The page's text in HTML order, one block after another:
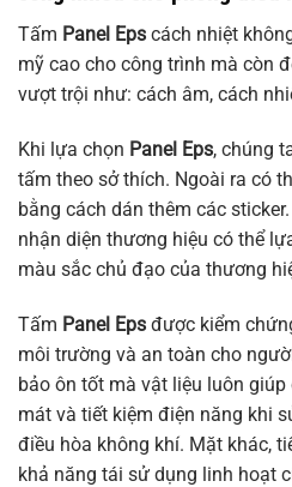
Tấm Panel Eps cách nhiệt
mỹ cao cho công trình mà còn
vượt trội như: cách âm, cách
Khi lựa chọn Panel Eps, chúng
tấm theo sở thích. Ngoài ra có
bằng cách dán thêm các
nhận diện thương hiệu có thể
màu sắc chủ đạo của thương
Tấm Panel Eps được kiểm
môi trường và an toàn cho
bảo ôn tốt mà vật liệu luôn
mát và tiết kiệm điện năng khi
điều hòa không khí. Mặt khác,
khả năng tái sử dụng linh hoạt